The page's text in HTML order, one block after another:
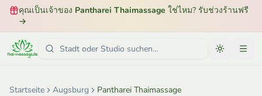
คุณเป็นเจ้าของ Pantharei Thaimassage ใช่ไหม? รับช่วงร้านฟรี
→
Startseite Augsburg Pantharei Thaimassage